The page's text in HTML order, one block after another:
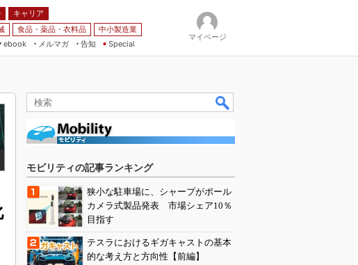
キャリア
食品・薬品・衣料品
中小製造業
ebook
メルマガ
告知 Special
マイページ
モビリティの記事ランキング
狭小な駐車場に、シャープがポール
カメラ式製品発表 市場シェア10％
目指す
テスラにおけるギガキャストの基本
的な考え方と方向性【前編】